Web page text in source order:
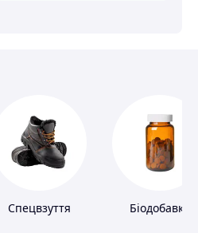
Спецвзуття Біодобавки